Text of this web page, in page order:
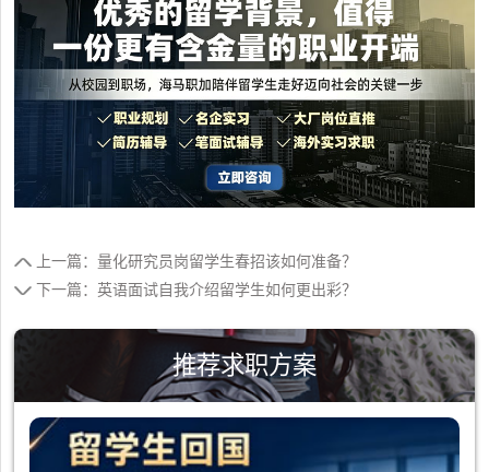
上一篇：量化研究员岗留学生春招该如何准备？
下一篇：英语面试自我介绍留学生如何更出彩？
推荐求职方案